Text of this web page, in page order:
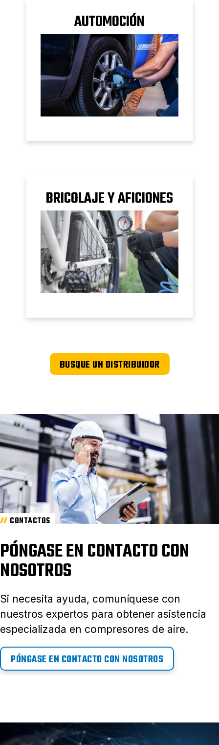
AUTOMOCIÓN
BRICOLAJE Y AFICIONES
BUSQUE UN DISTRIBUIDOR
CONTACTOS
PÓNGASE EN CONTACTO CON
NOSOTROS
Si necesita ayuda, comuníquese con
nuestros expertos para obtener asistencia
especializada en compresores de aire.
PÓNGASE EN CONTACTO CON NOSOTROS